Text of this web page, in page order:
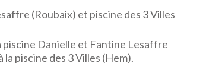
(Roubaix) et piscine des 3 Villes
piscine Danielle et Fantine Lesaffre
piscine des 3 Villes (Hem).